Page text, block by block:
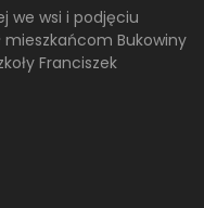
we wsi i podjęciu
Bukowiny
Franciszek